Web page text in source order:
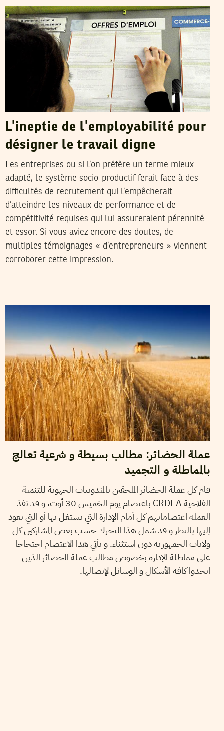
L’ineptie de l’employabilité pour
désigner le travail digne
Les entreprises ou si l’on préfère un terme mieux
adapté, le système socio-productif ferait face à des
difficultés de recrutement qui l’empêcherait
d’atteindre les niveaux de performance et de
compétitivité requises qui lui assureraient pérennité
et essor. Si vous aviez encore des doutes, de
multiples témoignages « d’entrepreneurs » viennent
corroborer cette impression.
عملة الحضائر: مطالب بسيطة و شرعية تعالج
بالمماطلة و التجميد
قام كل عملة الحضائر الملحقين بالمندوبيات الجهوية للتنمية
الفلاحية CRDEA باعتصام يوم الخميس 30 أوت، و قد نفذ
العملة اعتصاماتهم كل أمام الإدارة التي يشتغل بها أو التي يعود
إليها بالنظر و قد شمل هذا التحرك حسب بعض المشاركين كل
ولايات الجمهورية دون استثناء. و يأتي هذا الاعتصام احتجاجا
على مماطلة الإدارة بخصوص مطالب عملة الحضائر الذين
اتخذوا كافة الأشكال و الوسائل لإيصالها.